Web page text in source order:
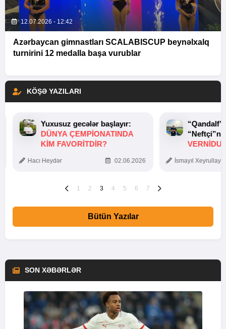
12.07.2026 - 12:42
Azərbaycan gimnastları SCALABISCUP beynəlxalq
turnirini 12 medalla başa vurublar
KÖŞƏ YAZILARI
Yuxusuz gecələr başlayır:
DÜNYA ÇEMPIONATINDA
KIM FAVORITDIR?
Hacı Heydər 02.06.2026 İsmayıl
1 2 3 4 5 6 7
Bütün Yazılar
SON XƏBƏRLƏR